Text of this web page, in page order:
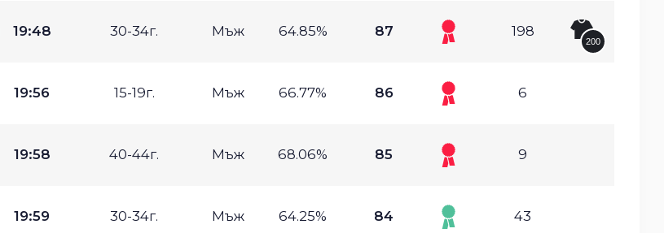
19:48 30-34г. Мъж 64.85% 87 198
200
19:56 15-19г. Мъж 66.77% 86 6
19:58 40-44г. Мъж 68.06% 85 9
19:59 30-34г. Мъж 64.25% 84 43